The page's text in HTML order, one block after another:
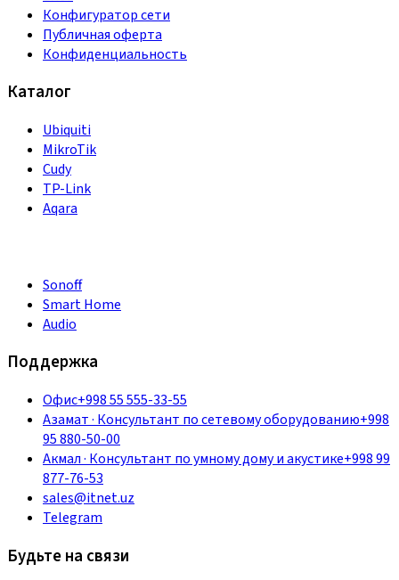
Конфигуратор сети
Публичная оферта
Конфиденциальность
Каталог
Ubiquiti
MikroTik
Cudy
TP-Link
Aqara
Sonoff
Smart Home
Audio
Поддержка
Офис+998 55 555-33-55
Азамат· Консультант по сетевому оборудованию+998
95 880-50-00
Акмал· Консультант по умному дому и акустике+998 99
877-76-53
sales@itnet.uz
Telegram
Будьте на связи